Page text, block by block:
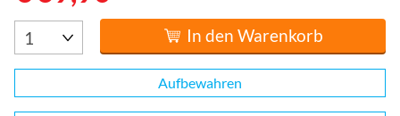
In den Warenkorb
Aufbewahren